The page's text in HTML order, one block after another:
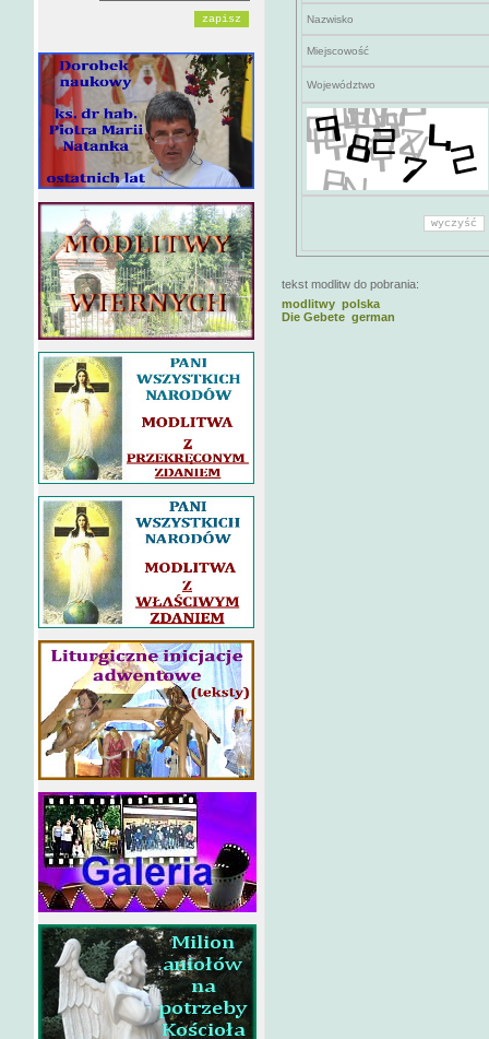
Nazwisko
Miejscowość
Województwo
tekst modlitw do pobrania:
modlitwy polska
Die Gebete german